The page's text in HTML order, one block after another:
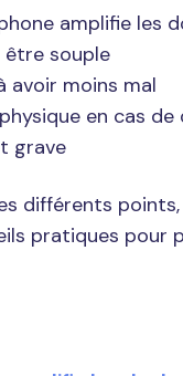
amplifie les
souple
avoir moins mal
en cas de
grave
différents
pratiques